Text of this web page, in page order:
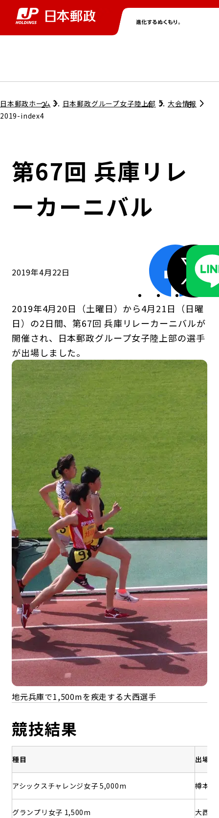
グループ情報トップ
コンプライアンス
ガバナンス
株主・投資家情報トップ
個人投資家のみなさまへ
ニューストップ
サステナビリティトップ
担当役員メッセージ
サステナビリティマネジメント
ガバナンス
採用情報トップ
日本郵政ホーム 日本郵政グループ女子陸上部
大会情報
2019-index4
第67回 兵庫リレ
ーカーニバル
2019年4月22日
2019年4月20日（土曜日）から4月21日（日曜
日）の2日間、第67回 兵庫リレーカーニバルが
開催され、日本郵政グループ女子陸上部の選手
が出場しました。
地元兵庫で1,500mを疾走する大西選手
競技結果
種目 出場選
アシックスチャレンジ女子 5,000m 樽本
グランプリ女子 1,500m 大西